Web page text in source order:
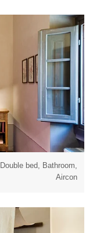
Double bed, Bathroom,
Aircon